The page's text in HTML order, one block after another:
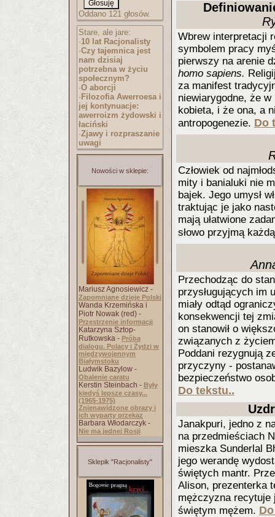
Oddano 121 głosów.
Stare, ale jare:
·10 lat Racjonalisty
·Czy tajemnica jest
nam dzisiaj
potrzebna w życiu
społecznym?
·O aborcji
· Filozofia Awerroesa i
jej kontynuacje:
awerroizm żydowski i
łaciński
·Zjawy i rozpraszanie
uwagi
Nowości w sklepie:
Mariusz Agnosiewicz -
Zapomniane dzieje Polski
Wanda Krzemińska i
Piotr Nowak (red) -
Przestrzenie informacji
Katarzyna Sztop-
Rutkowska - Próba
dialogu. Polacy i Żydzi w
międzywojennym
Białymstoku
Ludwik Bazylow -
Obalenie caratu
Kerstin Steinbach - Były
kiedyś lepsze czasy...
(1965-1975)
Znienawidzone obrazy i
ich wyparty przekaz
Barbara Włodarczyk -
Nie ma jednej Rosji
Sklepik "Racjonalisty"
Wbrew interpretacji
symbolem pracy
pierwszy na arenie
homo sapiens.
za manifest
niewiarygodne, że
kobieta, i że ona, a
antropogenezie. Do
Człowiek od
mity i banialuki nie
bajek. Jego umysł
traktując je jako
mają ułatwione
słowo przyjmą
Przechodząc do
przysługujących im
miały odtąd
konsekwencji tej
on stanowił o
związanych z
Poddani rezygnują
przyczyny -
bezpieczeństwo
Do tekstu..
Janakpuri, jedno z
na przedmieściach
mieszka Sunderlal
jego werandę
świętych mantr.
Alison, prezenterka
mężczyzna recytuje
świętym mężem.